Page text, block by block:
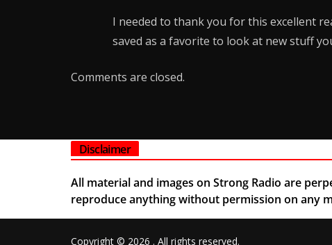
I needed to thank you for this excellent
saved as a favorite to look at new stuff
Comments are closed.
Disclaimer
All material and images on Strong Radio are
reproduce anything without permission on any
Copyright © 2026 . All rights reserved.